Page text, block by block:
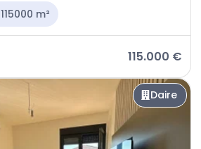
115000 m²
115.000 €
Daire